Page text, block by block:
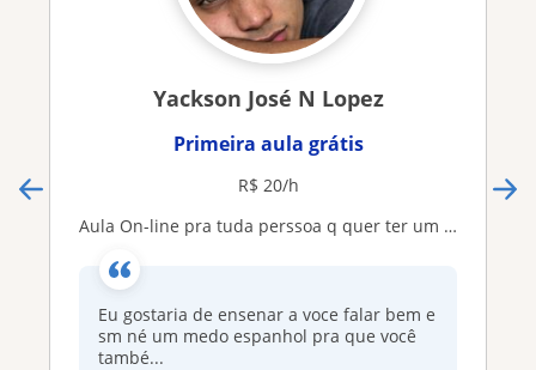
Yackson José N Lopez
Primeira aula grátis
R$ 20/h
Aula On-line pra tuda perssoa q quer ter um bom conhecimento do espanhol
Eu gostaria de ensenar a voce falar bem e
sm né um medo espanhol pra que você
també...